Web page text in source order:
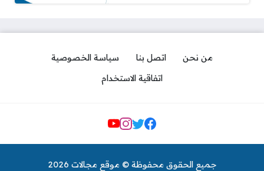
من نحن اتصل بنا
سياسة الخصوصية
اتفاقية الاستخدام
مواقع التواصل
جميع الحقوق محفوظة © موقع مجالات 2026